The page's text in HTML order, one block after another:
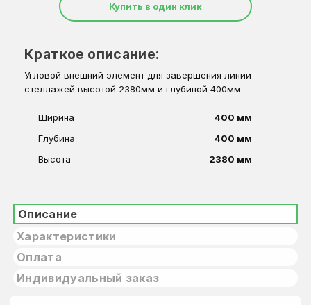
Купить в один клик
Краткое описание:
Угловой внешний элемент для завершения линии
стеллажей высотой 2380мм и глубиной 400мм
Ширина
400 мм
Глубина
400 мм
Высота
2380 мм
Описание
Характеристики
Оплата
Индивидуальный заказ